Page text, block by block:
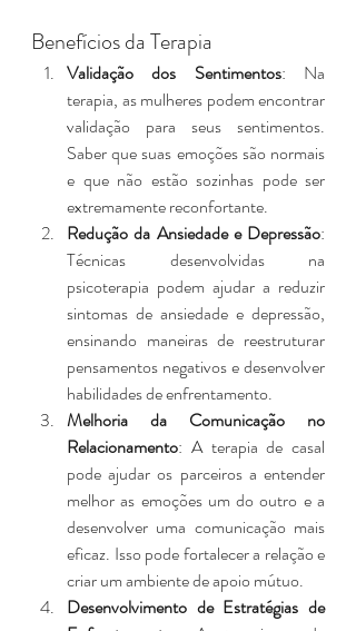
Benefícios da Terapia
Validação dos Sentimentos: Na
terapia, as mulheres podem encontrar
validação para seus sentimentos.
Saber que suas emoções são normais
e que não estão sozinhas pode ser
extremamente reconfortante.
Redução da Ansiedade e Depressão:
Técnicas desenvolvidas na
psicoterapia podem ajudar a reduzir
sintomas de ansiedade e depressão,
ensinando maneiras de reestruturar
pensamentos negativos e desenvolver
habilidades de enfrentamento.
Melhoria da Comunicação no
Relacionamento: A terapia de casal
pode ajudar os parceiros a entender
melhor as emoções um do outro e a
desenvolver uma comunicação mais
eficaz. Isso pode fortalecer a relação e
criar um ambiente de apoio mútuo.
Desenvolvimento de Estratégias de